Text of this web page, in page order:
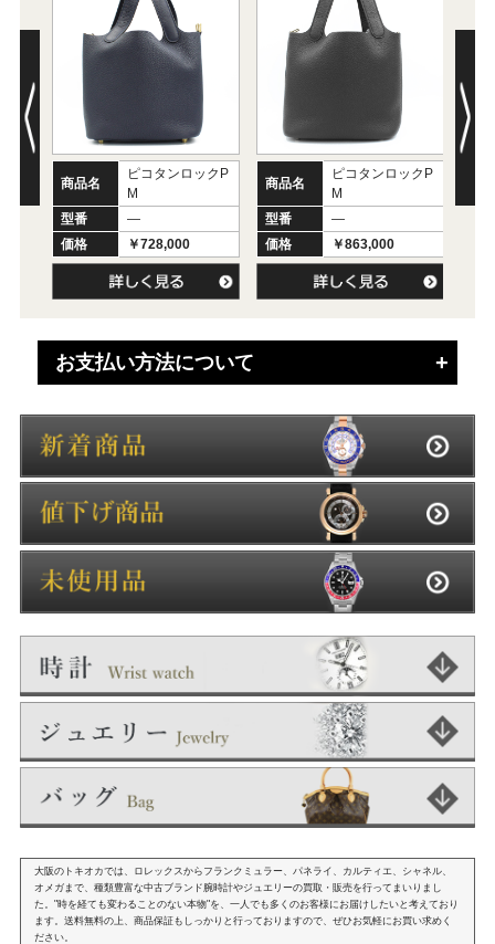
商品名
ピコタンロックP
M
型番
―
価格
￥728,000
商品名
ピコタンロックP
M
型番
―
価格
￥863,000
お支払い方法について
大阪のトキオカでは、ロレックスからフランクミュラー、パネライ、カルティエ、シャネル、
オメガまで、種類豊富な中古ブランド腕時計やジュエリーの買取・販売を行ってまいりまし
た。"時を経ても変わることのない本物"を、一人でも多くのお客様にお届けしたいと考えており
ます。送料無料の上、商品保証もしっかりと行っておりますので、ぜひお気軽にお買い求めく
ださい。